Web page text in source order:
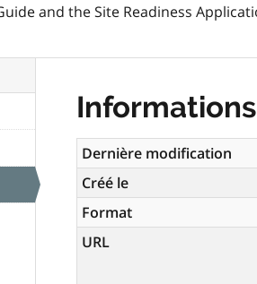
and the Site Readiness
Dernière modification
Créé le
Format
URL